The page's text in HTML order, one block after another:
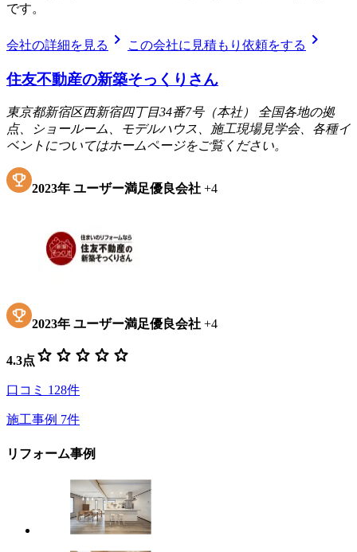
です。
会社の詳細を見る chevron_right この会社に見積もり依頼をする chevron_right
住友不動産の新築そっくりさん
東京都新宿区西新宿四丁目34番7号（本社） 全国各地の拠
点、ショールーム、モデルハウス、施工現場見学会、各種イ
ベントについてはホームページをご覧ください。
2023年 ユーザー満足優良会社 +4
2023年 ユーザー満足優良会社 +4
4.3点 star star star star star
口コミ 128件
施工事例 7件
リフォーム事例